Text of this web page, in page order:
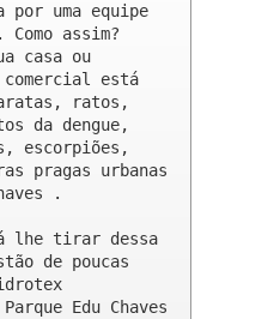
por uma equipe
assim?
casa ou
comercial está
ratos,
da dengue,
escorpiões,
pragas urbanas
.
lhe tirar dessa
de poucas
Edu Chaves